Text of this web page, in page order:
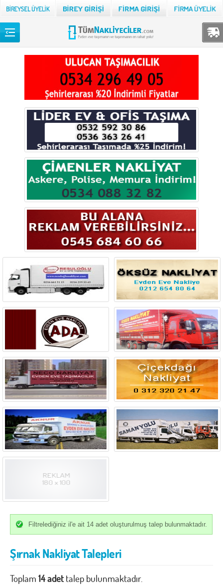
TÜM NAKLİYECİLER
Adıyaman
Ağrı
Amasya
Antalya
Ardahan Artvin
Balıkesir
Batman
Bayburt Bilecik
Bingöl Bitlis
Burdur
Bursa Çanakkale
Çankırı Çorum
Denizli Diyarbakır
Edirne
Erzincan
Erzurum Eskişehir
Gaziantep Giresun
Gümüşhane Hakkari
Hatay Iğdır
Isparta İstanbul
İzmir K.Maraş
Kayseri Kırıkkale
Kırklareli Kırşehir
Konya Kütahya
Malatya Manisa
Back
Filtrelediğiniz il'e ait 14 adet oluşturulmuş talep bulunmaktadır.
Şırnak Nakliyat Talepleri
Toplam 14 adettalep bulunmaktadır.